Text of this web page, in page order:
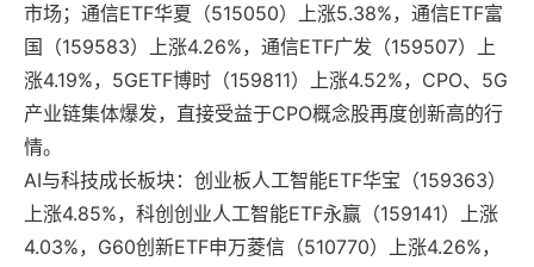
市场；通信ETF华夏（515050）上涨5.38%，通信ETF富
国（159583）上涨4.26%，通信ETF广发（159507）上
涨4.19%，5GETF博时（159811）上涨4.52%，CPO、5G
产业链集体爆发，直接受益于CPO概念股再度创新高的行
情。
AI与科技成长板块：创业板人工智能ETF华宝（159363）
上涨4.85%，科创创业人工智能ETF永赢（159141）上涨
4.03%，G60创新ETF申万菱信（510770）上涨4.26%，